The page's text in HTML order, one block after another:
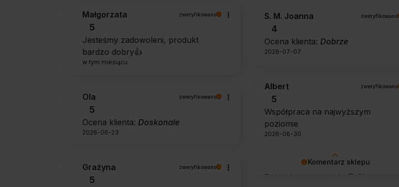
Małgorzata zweryfikowano
5
Jesteśmy zadowoleni, produkt
bardzo dobry👍️
w tym miesiącu
S. M. Joanna zweryfikowano
4
Ocena klienta: Dobrze
2026-07-07
Komentarz sklepu
Dziękujemy za opinię 🙂 Cieszymy
Albert zweryfikowano
5
Współpraca na najwyższym
poziomie
2026-06-30
Ola zweryfikowano
5
Ocena klienta: Doskonale
2026-06-23
Grażyna zweryfikowano
5